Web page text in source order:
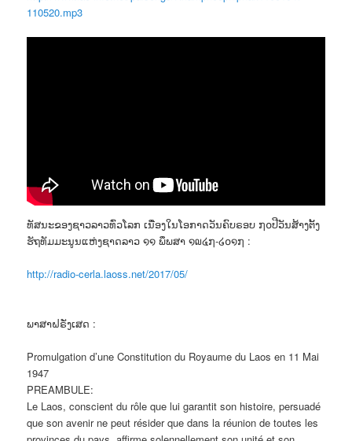
110520.mp3
ທັສນະຂອງຊາວລາວທົ່ວໂລກ ເນື່ອງໃນໂອກາດວັນຄົບຣອບ ໗໐ປີວັນສ້າງຕັ້ງ
ຮັຖທັມມະນູນແຫ່ງຊາດລາວ ໑໑ ພຶພສາ ໑໙໔໗-໒໐໑໗ :
http://radio-cerla.laoss.net/2017/05/
ພາສາຝຣັ່ງເສດ :
Promulgation d’une Constitution du Royaume du Laos en 11 Mai
1947
PREAMBULE:
Le Laos, conscient du rôle que lui garantit son histoire, persuadé
que son avenir ne peut résider que dans la réunion de toutes les